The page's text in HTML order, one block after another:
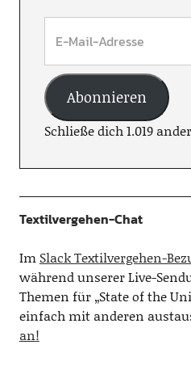
Abonnieren
Schließe dich 1.019
Textilvergehen-Chat
Im Slack Textilvergehen-
während unserer Live-
Themen für „State of the
einfach mit anderen
an!